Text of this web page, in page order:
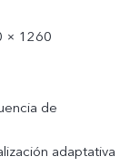
× 1260
de
adaptativa